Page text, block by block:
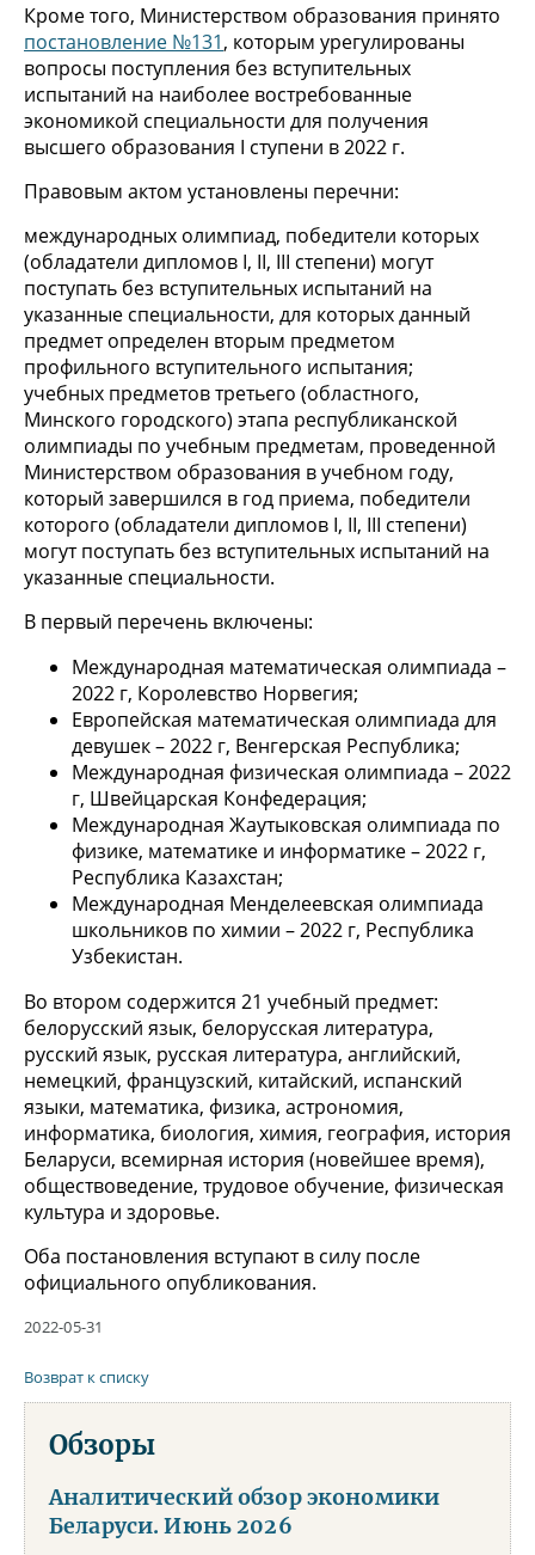
Кроме того, Министерством образования принято
постановление №131, которым урегулированы
вопросы поступления без вступительных
испытаний на наиболее востребованные
экономикой специальности для получения
высшего образования I ступени в 2022 г.
Правовым актом установлены перечни:
международных олимпиад, победители которых
(обладатели дипломов I, II, III степени) могут
поступать без вступительных испытаний на
указанные специальности, для которых данный
предмет определен вторым предметом
профильного вступительного испытания;
учебных предметов третьего (областного,
Минского городского) этапа республиканской
олимпиады по учебным предметам, проведенной
Министерством образования в учебном году,
который завершился в год приема, победители
которого (обладатели дипломов I, II, III степени)
могут поступать без вступительных испытаний на
указанные специальности.
В первый перечень включены:
Международная математическая олимпиада –
2022 г, Королевство Норвегия;
Европейская математическая олимпиада для
девушек – 2022 г, Венгерская Республика;
Международная физическая олимпиада – 2022
г, Швейцарская Конфедерация;
Международная Жаутыковская олимпиада по
физике, математике и информатике – 2022 г,
Республика Казахстан;
Международная Менделеевская олимпиада
школьников по химии – 2022 г, Республика
Узбекистан.
Во втором содержится 21 учебный предмет:
белорусский язык, белорусская литература,
русский язык, русская литература, английский,
немецкий, французский, китайский, испанский
языки, математика, физика, астрономия,
информатика, биология, химия, география, история
Беларуси, всемирная история (новейшее время),
обществоведение, трудовое обучение, физическая
культура и здоровье.
Оба постановления вступают в силу после
официального опубликования.
2022-05-31
Возврат к списку
Обзоры
Аналитический обзор экономики
Беларуси. Июнь 2026